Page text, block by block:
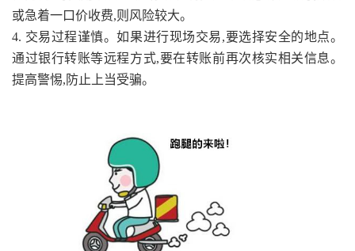
或急着一口价收费,则风险较大。
4. 交易过程谨慎。如果进行现场交易,要选择安全的地点。
通过银行转账等远程方式,要在转账前再次核实相关信息。
提高警惕,防止上当受骗。